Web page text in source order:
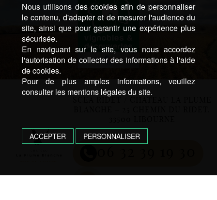
SCEA RIDET / CHATEAU LA PLUME
Nous utilisons des cookies afin de personnaliser
le contenu, d'adapter et de mesurer l'audience du
site, ainsi que pour garantir une expérience plus
sécurisée.
En naviguant sur le site, vous nous accordez
l'autorisation de collecter des informations à l'aide
de cookies.
Pour de plus amples informations, veuillez
consulter les mentions légales du site.
ACCEPTER PERSONNALISER